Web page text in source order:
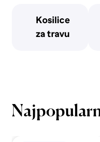
Kosilice
za travu